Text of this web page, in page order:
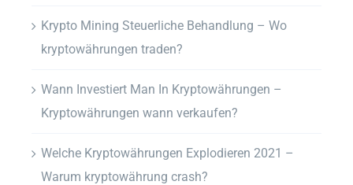
Krypto Mining Steuerliche Behandlung – Wo
kryptowährungen traden?
Wann Investiert Man In Kryptowährungen –
Kryptowährungen wann verkaufen?
Welche Kryptowährungen Explodieren 2021 –
Warum kryptowährung crash?